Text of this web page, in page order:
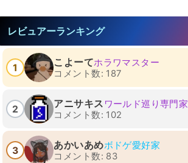
レビュアーランキング
1 こよーてホラワマスター
コメント数: 187
2 アニサキス ワールド巡り専門家
コメント数: 102
3 あかいあめボドゲ愛好家
コメント数: 83